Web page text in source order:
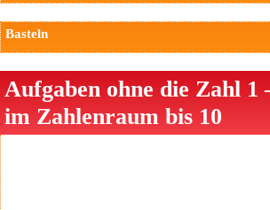
Basteln
Aufgaben ohne die Zahl 1
im Zahlenraum bis 10